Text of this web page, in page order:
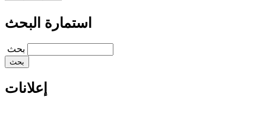
استمارة البحث
‏بحث ‏
إعلانات